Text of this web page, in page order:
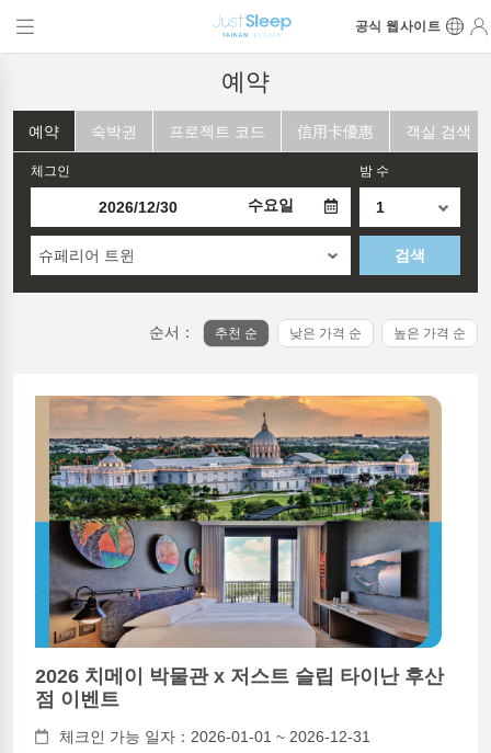
공식 웹사이트
예약
예약 숙박권 프로젝트 코드 信用卡優惠 객실 검색
체그인
수요일
밤 수
슈페리어 트윈 검색
순서： 추천 순 낮은 가격 순 높은 가격 순
2026 치메이 박물관 x 저스트 슬립 타이난 후산
점 이벤트
체크인 가능 일자：2026-01-01 ~ 2026-12-31